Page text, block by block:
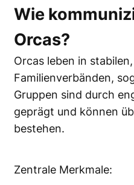
Wie
Orcas?
Orcas leben in
Familienverbänden,
Gruppen sind durch
geprägt und können
bestehen.
Zentrale Merkmale: